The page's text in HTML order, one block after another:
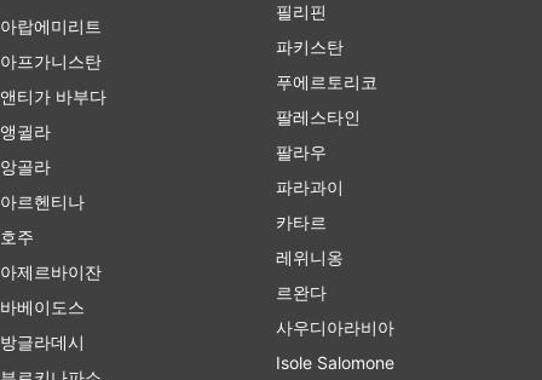
아랍에미리트
아프가니스탄
앤티가 바부다
앵귈라
앙골라
아르헨티나
호주
아제르바이잔
바베이도스
방글라데시
필리핀
파키스탄
푸에르토리코
팔레스타인
팔라우
파라과이
카타르
레위니옹
르완다
사우디아라비아
Isole Salomone